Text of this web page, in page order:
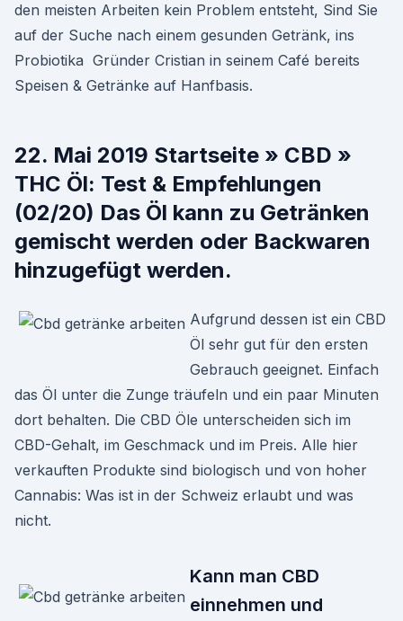
den meisten Arbeiten kein Problem entsteht, Sind Sie
auf der Suche nach einem gesunden Getränk, ins
Probiotika Gründer Cristian in seinem Café bereits
Speisen & Getränke auf Hanfbasis.
22. Mai 2019 Startseite » CBD »
THC Öl: Test & Empfehlungen
(02/20) Das Öl kann zu Getränken
gemischt werden oder Backwaren
hinzugefügt werden.
Aufgrund dessen ist ein CBD
Öl sehr gut für den ersten
Gebrauch geeignet. Einfach
das Öl unter die Zunge träufeln und ein paar Minuten
dort behalten. Die CBD Öle unterscheiden sich im
CBD-Gehalt, im Geschmack und im Preis. Alle hier
verkauften Produkte sind biologisch und von hoher
Cannabis: Was ist in der Schweiz erlaubt und was
nicht.
Kann man CBD
einnehmen und